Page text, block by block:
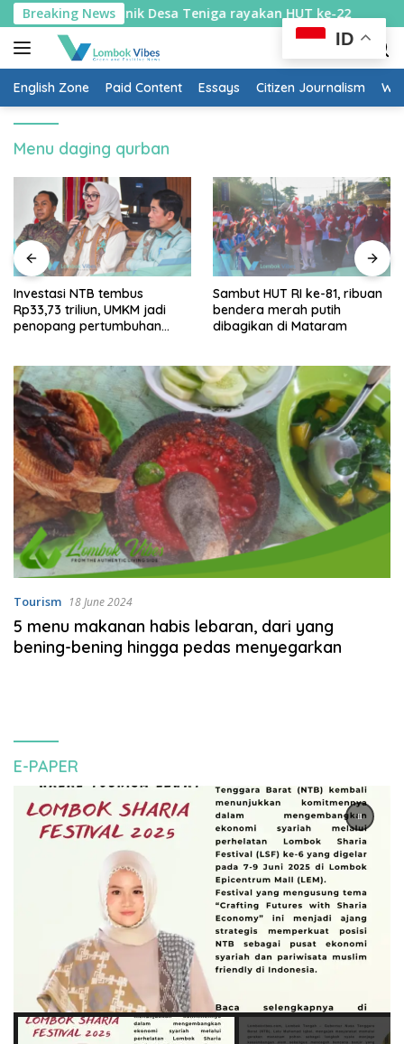
Skip
to
content
Breaking News
Cara unik Desa Teniga rayakan HUT ke-22 Investasi
English Zone Paid Content Essays Citizen Journalism
Menu daging qurban
Investasi NTB tembus
Rp33,73 triliun, UMKM jadi
penopang pertumbuhan
Sambut HUT RI ke-81, ribuan
bendera merah putih
dibagikan di Mataram
Tourism 18 June 2024
5 menu makanan habis lebaran, dari yang
bening-bening hingga pedas menyegarkan
E-PAPER
ID